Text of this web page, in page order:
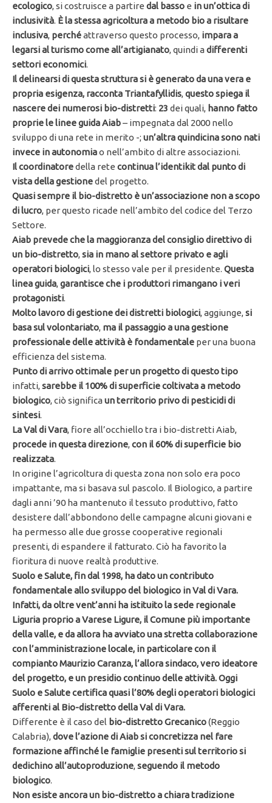
ecologico, si costruisce a partire dal basso e in un’ottica di
inclusività. È la stessa agricoltura a metodo bio a risultare
inclusiva, perchéattraverso questo processo, impara a
legarsi al turismo come all’artigianato, quindi adifferenti
settori economici.
Il delinearsi di questa struttura si è generato da una vera e
propria esigenza, racconta Triantafyllidis,questo spiega il
nascere dei numerosi bio-distretti: 23 dei quali, hanno fatto
proprie le linee guida Aiab– impegnata dal 2000 nello
sviluppo di una rete in merito -; un’altra quindicina sono nati
invece in autonomiao nell’ambito di altre associazioni.
Il coordinatoredella rete continua l’identikit dal punto di
vista della gestionedel progetto.
Quasi sempre il bio-distretto è un’associazione non a scopo
di lucro, per questo ricade nell’ambito del codice del Terzo
Settore.
Aiab prevede che la maggioranza del consiglio direttivo di
un bio-distretto,sia in mano al settore privato e agli
operatori biologici, lo stesso vale per il presidente. Questa
linea guida,garantisce che i produttori rimangano i veri
protagonisti.
Molto lavoro di gestione dei distretti biologici, aggiunge,si
basa sul volontariato, ma il passaggio a una gestione
professionale delle attività è fondamentale per una buona
efficienza del sistema.
Punto di arrivo ottimale per un progetto di questo tipo
infatti,sarebbe il 100% di superficie coltivata a metodo
biologico, ciò significaun territorio privo di pesticidi di
sintesi.
La Val di Vara, fiore all’occhiello tra i bio-distretti Aiab,
procede in questa direzione,con il 60% di superficie bio
realizzata.
In origine l’agricoltura di questa zona non solo era poco
impattante, ma si basava sul pascolo. Il Biologico, a partire
dagli anni ’90 ha mantenuto il tessuto produttivo, fatto
desistere dall’abbondono delle campagne alcuni giovani e
ha permesso alle due grosse cooperative regionali
presenti, di espandere il fatturato. Ciò ha favorito la
fioritura di nuove realtà produttive.
Suolo e Salute, fin dal 1998, ha dato un contributo
fondamentale allo sviluppo del biologico in Val di Vara.
Infatti, da oltre vent’anni ha istituito la sede regionale
Liguria proprio a Varese Ligure, il Comune più importante
della valle, e da allora ha avviato una stretta collaborazione
con l’amministrazione locale, in particolare con il
compianto Maurizio Caranza, l’allora sindaco, vero ideatore
del progetto, e un presidio continuo delle attività. Oggi
Suolo e Salute certifica quasi l’80% degli operatori biologici
afferenti al Bio-distretto della Val di Vara.
Differente è il caso del bio-distretto Grecanico(Reggio
Calabria),dove l’azione di Aiab si concretizza nel fare
formazione affinché le famiglie presenti sul territorio si
dedichino all’autoproduzione,seguendo il metodo
biologico.
Non esiste ancora un bio-distretto a chiara tradizione